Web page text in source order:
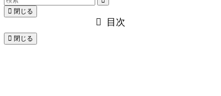
閉じる
目次
閉じる